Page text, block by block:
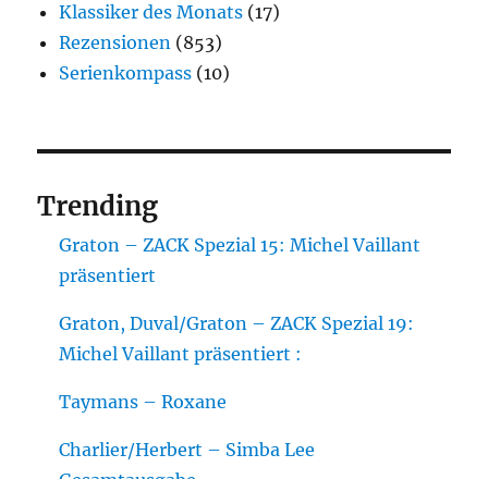
Klassiker des Monats (17)
Rezensionen (853)
Serienkompass (10)
Trending
Graton – ZACK Spezial 15: Michel Vaillant
präsentiert
Graton, Duval/Graton – ZACK Spezial 19:
Michel Vaillant präsentiert :
Taymans – Roxane
Charlier/Herbert – Simba Lee